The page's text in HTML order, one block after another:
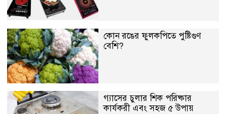
কোন রঙের ফুলকপিতে পুষ্টিগুণ
বেশি?
গ্যাসের চুলার শিক পরিষ্কার
কার্যকরী এবং সহজ ৫ উপায়